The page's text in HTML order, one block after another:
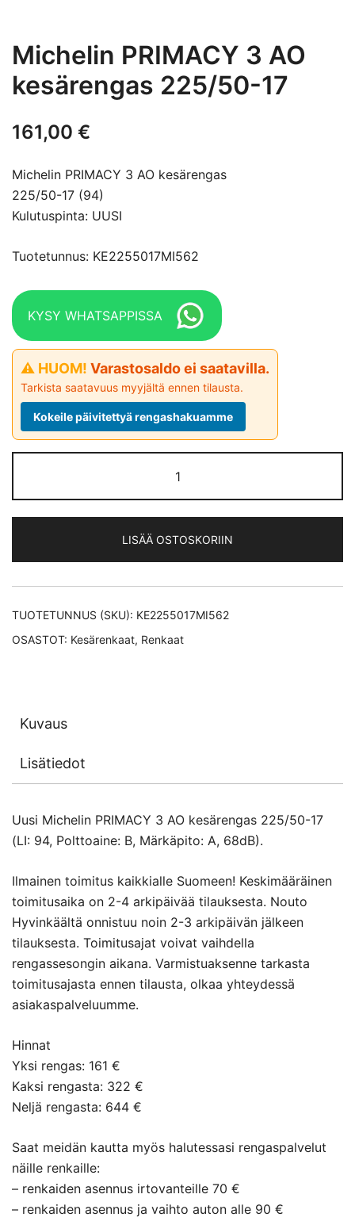
Michelin PRIMACY 3 AO
kesärengas 225/50-17
161,00 €
Michelin PRIMACY 3 AO kesärengas
225/50-17 (94)
Kulutuspinta: UUSI
Tuotetunnus: KE2255017MI562
KYSY WHATSAPPISSA
⚠ HUOM! Varastosaldo ei saatavilla.
Tarkista saatavuus myyjältä ennen tilausta.
Kokeile päivitettyä rengashakuamme
PRIMACY
3
kesärengas
225/50-
17
määrä
LISÄÄ OSTOSKORIIN
TUOTETUNNUS (SKU): KE2255017MI562
OSASTOT: Kesärenkaat, Renkaat
Kuvaus
Lisätiedot
Uusi Michelin PRIMACY 3 AO kesärengas 225/50-17
(LI: 94, Polttoaine: B, Märkäpito: A, 68dB).
Ilmainen toimitus kaikkialle Suomeen! Keskimääräinen
toimitusaika on 2-4 arkipäivää tilauksesta. Nouto
Hyvinkäältä onnistuu noin 2-3 arkipäivän jälkeen
tilauksesta. Toimitusajat voivat vaihdella
rengassesongin aikana. Varmistuaksenne tarkasta
toimitusajasta ennen tilausta, olkaa yhteydessä
asiakaspalveluumme.
Hinnat
Yksi rengas: 161 €
Kaksi rengasta: 322 €
Neljä rengasta: 644 €
Saat meidän kautta myös halutessasi rengaspalvelut
näille renkaille:
– renkaiden asennus irtovanteille 70 €
– renkaiden asennus ja vaihto auton alle 90 €